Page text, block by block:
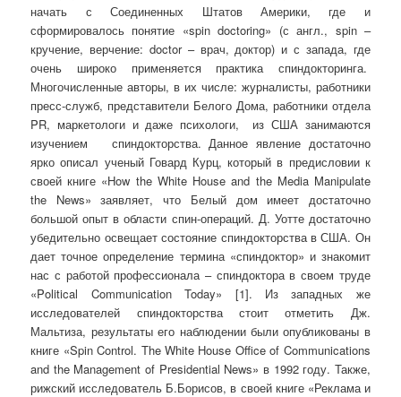
начать с Соединенных Штатов Америки, где и
сформировалось понятие «spin doctoring» (с англ., spin –
кручение, верчение: doctor – врач, доктор) и с запада, где
очень широко применяется практика спиндокторинга.
Многочисленные авторы, в их числе: журналисты, работники
пресс-служб, представители Белого Дома, работники отдела
PR, маркетологи и даже психологи, из США занимаются
изучением спиндокторства. Данное явление достаточно
ярко описал ученый Говард Курц, который в предисловии к
своей книге «How the White House and the Media Manipulate
the News» заявляет, что Белый дом имеет достаточно
большой опыт в области спин-операций. Д. Уотте достаточно
убедительно освещает состояние спиндокторства в США. Он
дает точное определение термина «спиндоктор» и знакомит
нас с работой профессионала – спиндоктора в своем труде
«Political Communication Today» [1]. Из западных же
исследователей спиндокторства стоит отметить Дж.
Мальтиза, результаты его наблюдении были опубликованы в
книге «Spin Control. The White House Office of Communications
and the Management of Presidential News» в 1992 году. Также,
рижский исследователь Б.Борисов, в своей книге «Реклама и